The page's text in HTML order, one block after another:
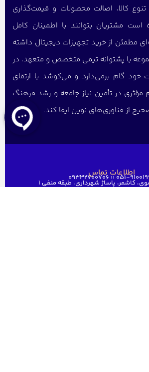
تنوع کالا، اصالت محصولات و قیمت‌گذاری
مشتریان بتوانند با اطمینان کامل
مطمئن از خرید تجهیزات دیجیتال داشته
با پشتوانه تیمی متخصص و متعهد، در
گام برمی‌دارد و می‌کوشد با ارتقای
در تأمین نیاز جامعه و رشد فرهنگ
از فناوری‌های نوین ایفا کند.
اطلاعات تماس
؛؛ 09332700706
کاشمر، پاساژ شهرداری، طبقه منفی ۱